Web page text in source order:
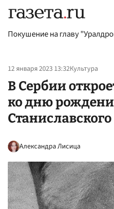
Покушение на главу
12 января 2023 13:32Культура
В Сербии
ко дню
Станиславского
Александра Лисица